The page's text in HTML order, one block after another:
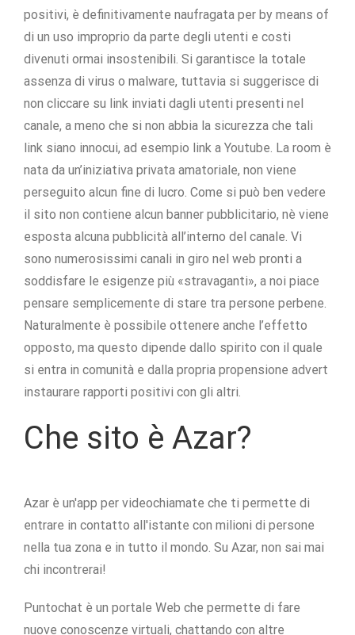
positivi, è definitivamente naufragata per by means of
di un uso improprio da parte degli utenti e costi
divenuti ormai insostenibili. Si garantisce la totale
assenza di virus o malware, tuttavia si suggerisce di
non cliccare su link inviati dagli utenti presenti nel
canale, a meno che si non abbia la sicurezza che tali
link siano innocui, ad esempio link a Youtube. La room è
nata da un’iniziativa privata amatoriale, non viene
perseguito alcun fine di lucro. Come si può ben vedere
il sito non contiene alcun banner pubblicitario, nè viene
esposta alcuna pubblicità all’interno del canale. Vi
sono numerosissimi canali in giro nel web pronti a
soddisfare le esigenze più «stravaganti», a noi piace
pensare semplicemente di stare tra persone perbene.
Naturalmente è possibile ottenere anche l’effetto
opposto, ma questo dipende dallo spirito con il quale
si entra in comunità e dalla propria propensione advert
instaurare rapporti positivi con gli altri.
Che sito è Azar?
Azar è un'app per videochiamate che ti permette di
entrare in contatto all'istante con milioni di persone
nella tua zona e in tutto il mondo. Su Azar, non sai mai
chi incontrerai!
Puntochat è un portale Web che permette di fare
nuove conoscenze virtuali, chattando con altre